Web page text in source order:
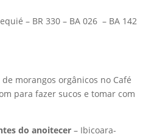
– BR 330 – BA 026 – BA 142
morangos orgânicos no Café
para fazer sucos e tomar com
do anoitecer– Ibicoara-